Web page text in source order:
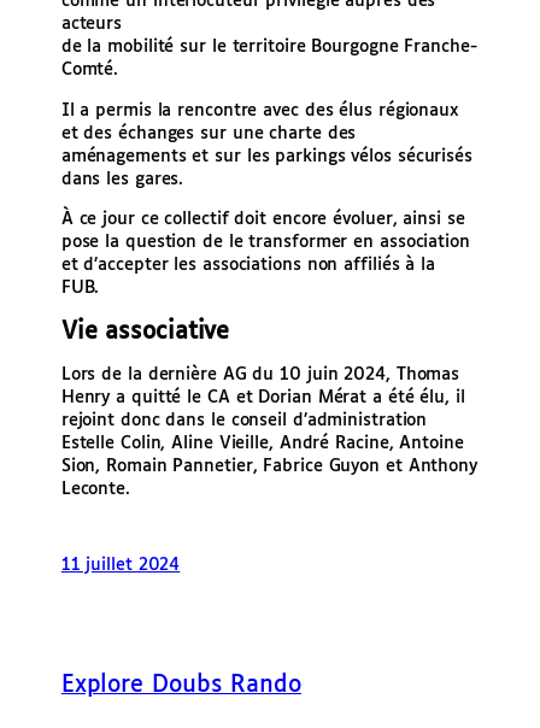
acteurs
de la mobilité sur le territoire Bourgogne Franche-
Comté.
Il a permis la rencontre avec des élus régionaux
et des échanges sur une charte des
aménagements et sur les parkings vélos sécurisés
dans les gares.
À ce jour ce collectif doit encore évoluer, ainsi se
pose la question de le transformer en association
et d’accepter les associations non affiliés à la
FUB.
Vie associative
Lors de la dernière AG du 10 juin 2024, Thomas
Henry a quitté le CA et Dorian Mérat a été élu, il
rejoint donc dans le conseil d’administration
Estelle Colin, Aline Vieille, André Racine, Antoine
Sion, Romain Pannetier, Fabrice Guyon et Anthony
Leconte.
11 juillet 2024
Explore Doubs Rando